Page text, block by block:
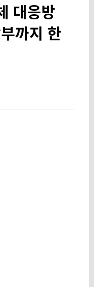
대응방
까지 한